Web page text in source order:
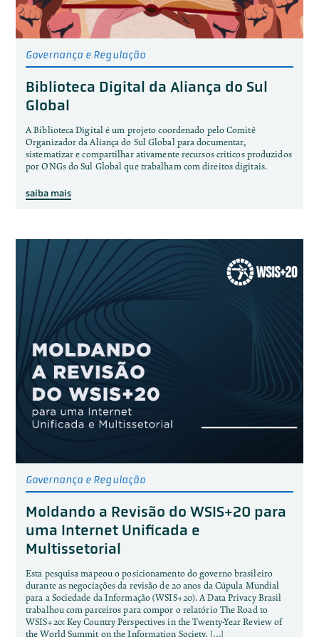
Governança e Regulação
Biblioteca Digital da Aliança do Sul
Global
A Biblioteca Digital é um projeto coordenado pelo Comitê
Organizador da Aliança do Sul Global para documentar,
sistematizar e compartilhar ativamente recursos críticos produzidos
por ONGs do Sul Global que trabalham com direitos digitais.
saiba mais
Governança e Regulação
Moldando a Revisão do WSIS+20 para
uma Internet Unificada e
Multissetorial
Esta pesquisa mapeou o posicionamento do governo brasileiro
durante as negociações da revisão de 20 anos da Cúpula Mundial
para a Sociedade da Informação (WSIS+20). A Data Privacy Brasil
trabalhou com parceiros para compor o relatório The Road to
WSIS+20: Key Country Perspectives in the Twenty-Year Review of
the World Summit on the Information Society, […]